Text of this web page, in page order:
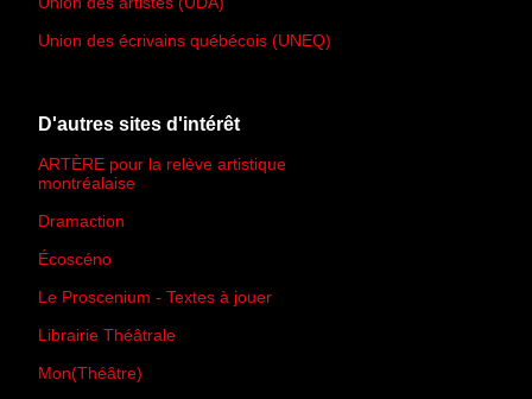
Union des écrivains québécois (UNEQ)
D'autres sites d'intérêt
ARTÈRE pour la relève artistique
montréalaise
Dramaction
Écoscéno
Le Proscenium - Textes à jouer
Librairie Théâtrale
Mon(Théâtre)